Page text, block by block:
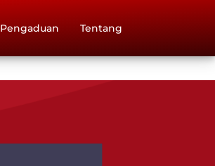
Pengaduan Tentang